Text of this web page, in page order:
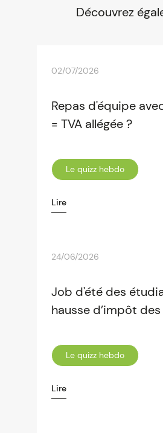
Découvrez
02/07/2026
Repas d'équipe
= TVA allégée ?
Le quizz hebdo
Lire
24/06/2026
Job d'été des
hausse d’impôt
Le quizz hebdo
Lire